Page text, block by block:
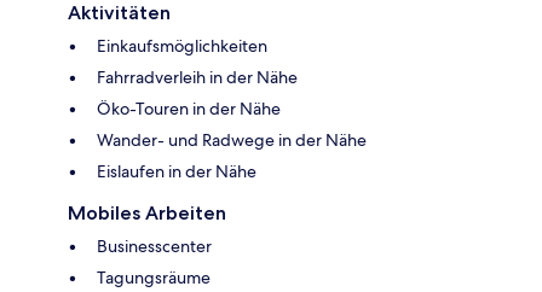
Aktivitäten
Einkaufsmöglichkeiten
Fahrradverleih in der Nähe
Öko-Touren in der Nähe
Wander- und Radwege in der Nähe
Eislaufen in der Nähe
Mobiles Arbeiten
Businesscenter
Tagungsräume